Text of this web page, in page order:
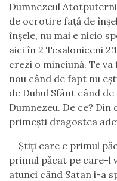
Dumnezeul
de ocrotire faţă de înş
înşele, nu mai e nicio
aici în 2 Tesaloniceni
crezi o minciună. Te va
nou când de fapt nu eş
de Duhul Sfânt când de
Dumnezeu. De ce?
primeşti dragostea
Ştiţi care e primul pă
primul păcat pe care-l
atunci când Satan i-a